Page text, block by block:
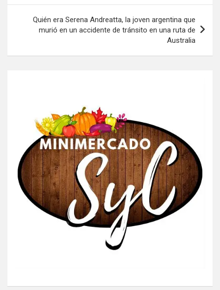
Quién era Serena Andreatta, la joven argentina que
murió en un accidente de tránsito en una ruta de
Australia